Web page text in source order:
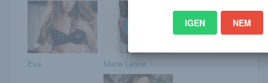
Eva Marie Leone
IGEN NEM